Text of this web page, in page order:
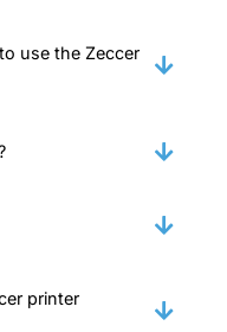
use the Zeccer
printer